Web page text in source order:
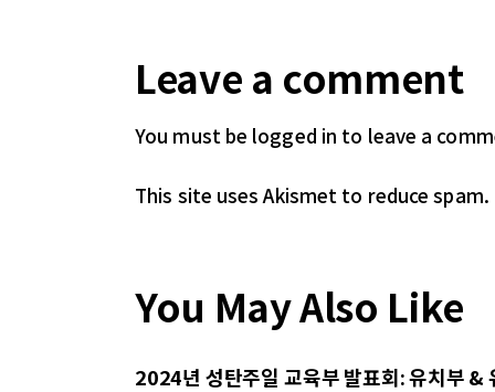
Leave a comment
You must be logged in to leave a
This site uses Akismet to reduce spam.
You May Also Like
2024년 성탄주일 교육부 발표회: 유치부 &